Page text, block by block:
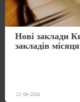
Нові заклади
закладів
12-06-2026